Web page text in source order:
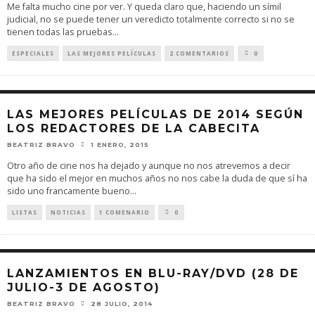
Me falta mucho cine por ver. Y queda claro que, haciendo un símil
judicial, no se puede tener un veredicto totalmente correcto si no se
tienen todas las pruebas...
ESPECIALES LAS MEJORES PELÍCULAS 2 COMENTARIOS 0
LAS MEJORES PELÍCULAS DE 2014 SEGÚN
LOS REDACTORES DE LA CABECITA
BEATRIZ BRAVO 1 ENERO, 2015
Otro año de cine nos ha dejado y aunque no nos atrevemos a decir
que ha sido el mejor en muchos años no nos cabe la duda de que sí ha
sido uno francamente bueno...
LISTAS NOTICIAS 1 COMENARIO 0
LANZAMIENTOS EN BLU-RAY/DVD (28 DE
JULIO-3 DE AGOSTO)
BEATRIZ BRAVO 28 JULIO, 2014